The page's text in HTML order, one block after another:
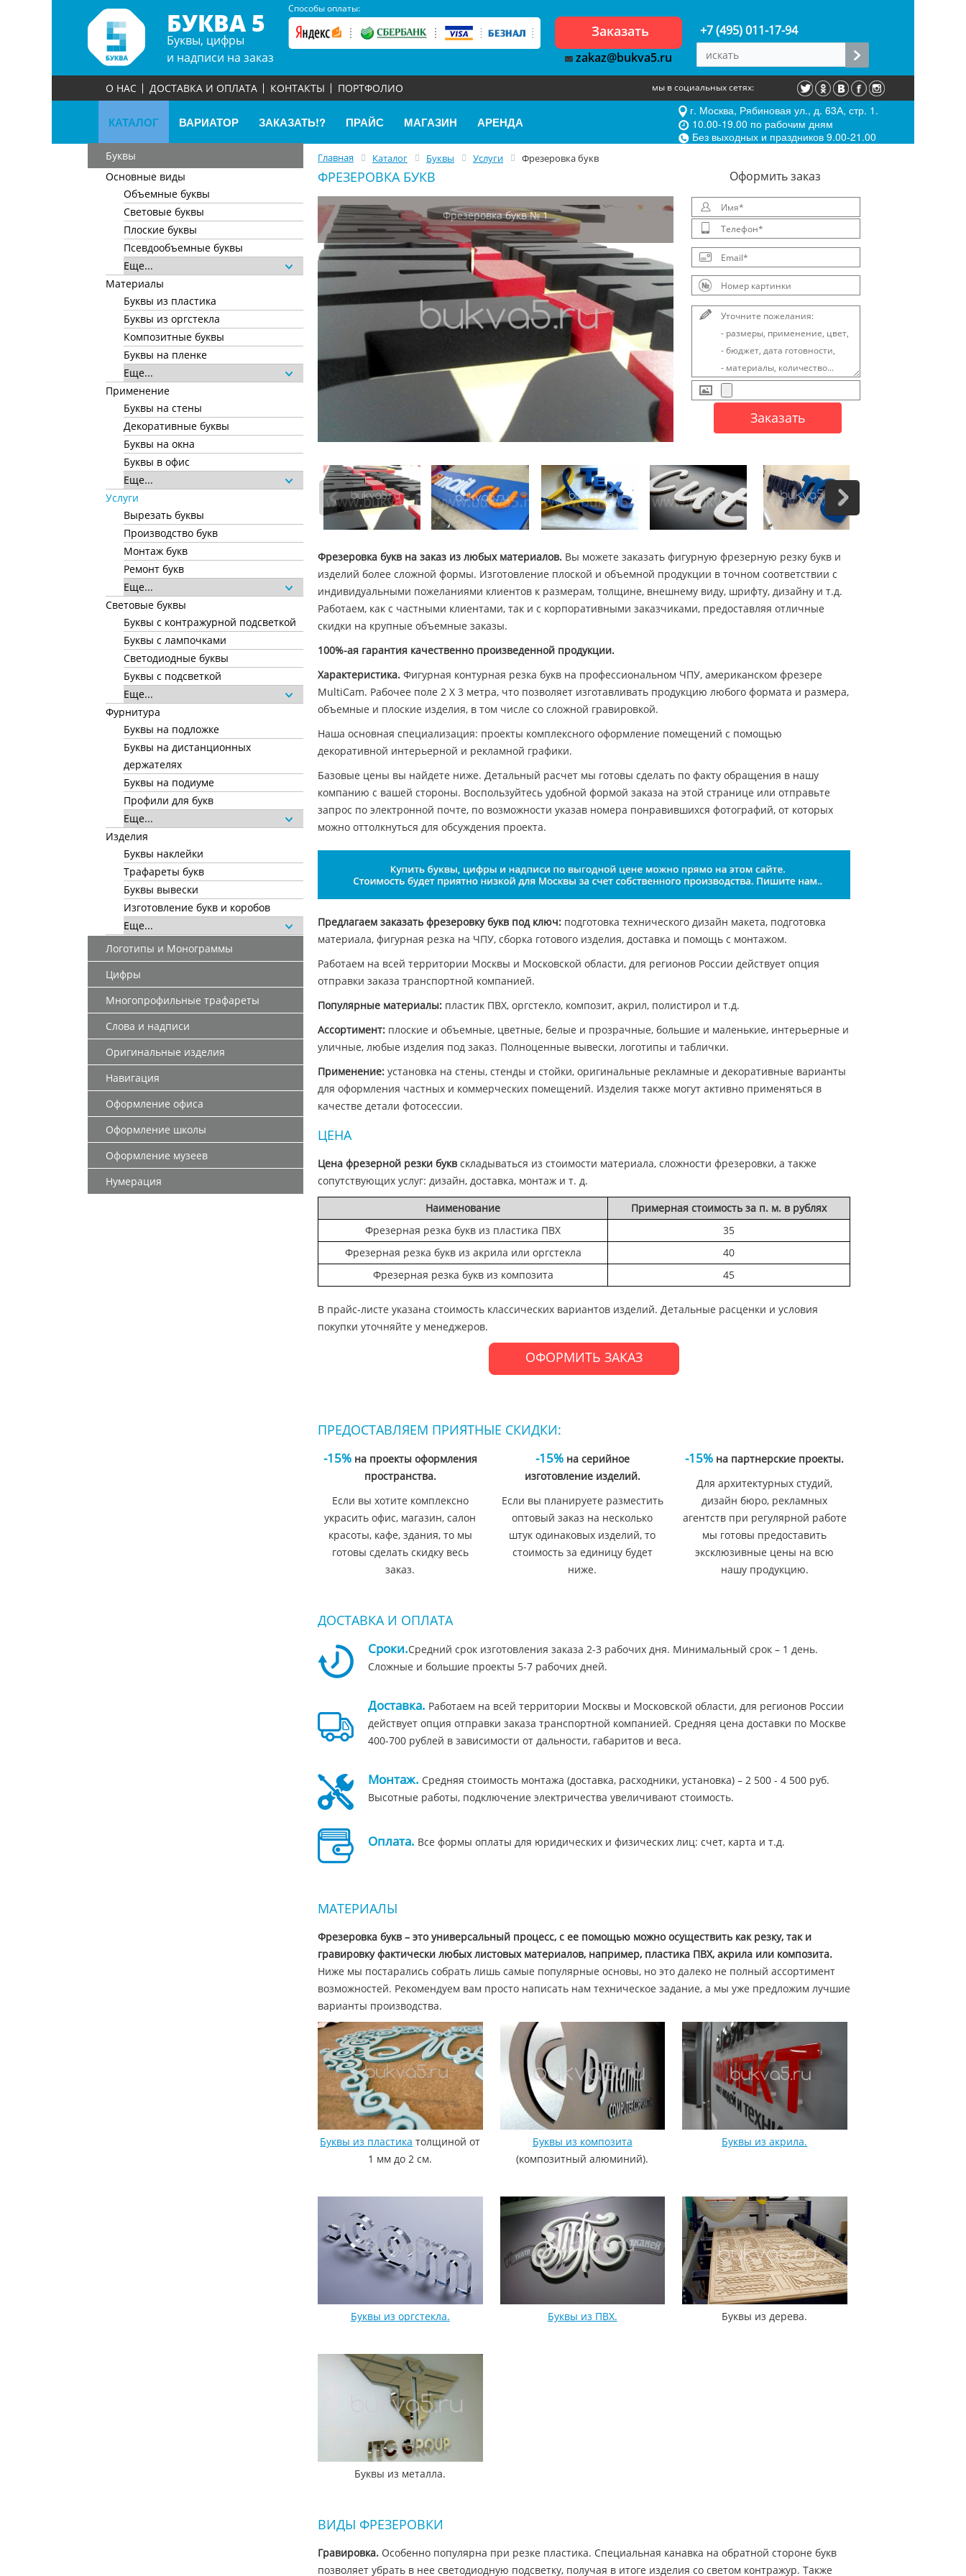
БУКВА 5
Буквы, цифры
и надписи на заказ
Способы оплаты:
Заказать
zakaz@bukva5.ru
+7 (495) 011-17-94
О НАС ДОСТАВКА И ОПЛАТА КОНТАКТЫ ПОРТФОЛИО мы в социальных сетях:
КАТАЛОГ ВАРИАТОР ЗАКАЗАТЬ!? ПРАЙС МАГАЗИН АРЕНДА
г. Москва, Рябиновая ул., д. 63А, стр. 1.
10.00-19.00 по рабочим дням
Без выходных и праздников 9.00-21.00
Главная Каталог Буквы Услуги Фрезеровка букв
Буквы
Основные виды
Объемные буквы
Световые буквы
Плоские буквы
Псевдообъемные буквы
Еще...
Материалы
Буквы из пластика
Буквы из оргстекла
Композитные буквы
Буквы на пленке
Еще...
Применение
Буквы на стены
Декоративные буквы
Буквы на окна
Буквы в офис
Еще...
Услуги
Вырезать буквы
Производство букв
Монтаж букв
Ремонт букв
Еще...
Световые буквы
Буквы с контражурной подсветкой
Буквы с лампочками
Светодиодные буквы
Буквы с подсветкой
Еще...
Фурнитура
Буквы на подложке
Буквы на дистанционных
держателях
Буквы на подиуме
Профили для букв
Еще...
Изделия
Буквы наклейки
Трафареты букв
Буквы вывески
Изготовление букв и коробов
Еще...
Логотипы и Монограммы
Цифры
Многопрофильные трафареты
Слова и надписи
Оригинальные изделия
Навигация
Оформление офиса
Оформление школы
Оформление музеев
Нумерация
ФРЕЗЕРОВКА БУКВ
Фрезеровка букв № 1
Oформить заказ
Фрезеровка букв на заказ из любых материалов. Вы можете заказать фигурную фрезерную резку букв и
изделий более сложной формы. Изготовление плоской и объемной продукции в точном соответствии с
индивидуальными пожеланиями клиентов к размерам, толщине, внешнему виду, шрифту, дизайну и т.д.
Работаем, как с частными клиентами, так и с корпоративными заказчиками, предоставляя отличные
скидки на крупные объемные заказы.
100%-ая гарантия качественно произведенной продукции.
Характеристика. Фигурная контурная резка букв на профессиональном ЧПУ, американском фрезере
MultiCam. Рабочее поле 2 Х 3 метра, что позволяет изготавливать продукцию любого формата и размера,
объемные и плоские изделия, в том числе со сложной гравировкой.
Наша основная специализация: проекты комплексного оформление помещений с помощью
декоративной интерьерной и рекламной графики.
Базовые цены вы найдете ниже. Детальный расчет мы готовы сделать по факту обращения в нашу
компанию с вашей стороны. Воспользуйтесь удобной формой заказа на этой странице или отправьте
запрос по электронной почте, по возможности указав номера понравившихся фотографий, от которых
можно оттолкнуться для обсуждения проекта.
Предлагаем заказать фрезеровку букв под ключ: подготовка технического дизайн макета, подготовка
материала, фигурная резка на ЧПУ, сборка готового изделия, доставка и помощь с монтажом.
Работаем на всей территории Москвы и Московской области, для регионов России действует опция
отправки заказа транспортной компанией.
Популярные материалы: пластик ПВХ, оргстекло, композит, акрил, полистирол и т.д.
Ассортимент: плоские и объемные, цветные, белые и прозрачные, большие и маленькие, интерьерные и
уличные, любые изделия под заказ. Полноценные вывески, логотипы и таблички.
Применение: установка на стены, стенды и стойки, оригинальные рекламные и декоративные варианты
для оформления частных и коммерческих помещений. Изделия также могут активно применяться в
качестве детали фотосессии.
ЦЕНА
Цена фрезерной резки букв складываться из стоимости материала, сложности фрезеровки, а также
сопутствующих услуг: дизайн, доставка, монтаж и т. д.
Наименование
Примерная стоимость за п. м. в рублях
Фрезерная резка букв из пластика ПВХ
35
Фрезерная резка букв из акрила или оргстекла
40
Фрезерная резка букв из композита
45
В прайс-листе указана стоимость классических вариантов изделий. Детальные расценки и условия
покупки уточняйте у менеджеров.
ОФОРМИТЬ ЗАКАЗ
ПРЕДОСТАВЛЯЕМ ПРИЯТНЫЕ СКИДКИ:
-15%на проекты оформления
пространства.
Если вы хотите комплексно
украсить офис, магазин, салон
красоты, кафе, здания, то мы
готовы сделать скидку весь
заказ.
-15%на серийное
изготовление изделий.
Если вы планируете разместить
оптовый заказ на несколько
штук одинаковых изделий, то
стоимость за единицу будет
ниже.
-15% на партнерские проекты.
Для архитектурных студий,
дизайн бюро, рекламных
агентств при регулярной работе
мы готовы предоставить
эксклюзивные цены на всю
нашу продукцию.
ДОСТАВКА И ОПЛАТА
Сроки.Средний срок изготовления заказа 2-3 рабочих дня. Минимальный срок – 1 день.
Сложные и большие проекты 5-7 рабочих дней.
Доставка. Работаем на всей территории Москвы и Московской области, для регионов России
действует опция отправки заказа транспортной компанией. Средняя цена доставки по Москве
400-700 рублей в зависимости от дальности, габаритов и веса.
Монтаж. Средняя стоимость монтажа (доставка, расходники, установка) – 2 500 - 4 500 руб.
Высотные работы, подключение электричества увеличивают стоимость.
Оплата. Все формы оплаты для юридических и физических лиц: счет, карта и т.д.
МАТЕРИАЛЫ
Фрезеровка букв – это универсальный процесс, с ее помощью можно осуществить как резку, так и
гравировку фактически любых листовых материалов, например, пластика ПВХ, акрила или композита.
Ниже мы постарались собрать лишь самые популярные основы, но это далеко не полный ассортимент
возможностей. Рекомендуем вам просто написать нам техническое задание, а мы уже предложим лучшие
варианты производства.
Буквы из пластика толщиной от
1 мм до 2 см.
Буквы из композита
(композитный алюминий).
Буквы из акрила.
Буквы из оргстекла. Буквы из ПВХ. Буквы из дерева.
Буквы из металла.
ВИДЫ ФРЕЗЕРОВКИ
Гравировка. Особенно популярна при резке пластика. Специальная канавка на обратной стороне букв
позволяет убрать в нее светодиодную подсветку, получая в итоге изделия со светом контражур. Также